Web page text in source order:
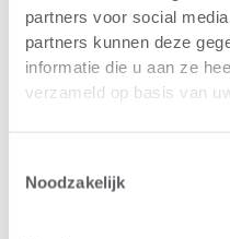
partners voor social
partners kunnen deze
informatie die u aan ze
verzameld op basis van
Noodzakelijk